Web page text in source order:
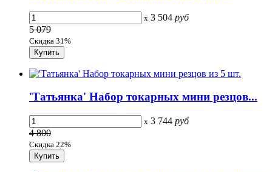
x 3 504 руб
5 079
Скидка 31%
'Татьянка' Набор токарных мини резцов...
x 3 744 руб
4 800
Скидка 22%